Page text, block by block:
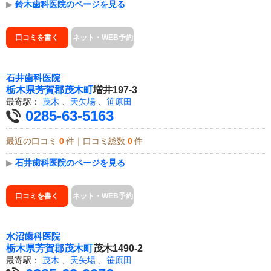
▶ 鈴木歯科医院のページを見る
口コミを書く ネット・WEB予約
石井歯科医院
栃木県芳賀郡茂木町増井197-3
最寄駅： 茂木 、 天矢場 、 笹原田
0285-63-5163
最近の口コミ 0 件｜口コミ総数 0 件
▶ 石井歯科医院のページを見る
口コミを書く ネット・WEB予約
水沼歯科医院
栃木県芳賀郡茂木町茂木1490-2
最寄駅： 茂木 天矢場 笹原田